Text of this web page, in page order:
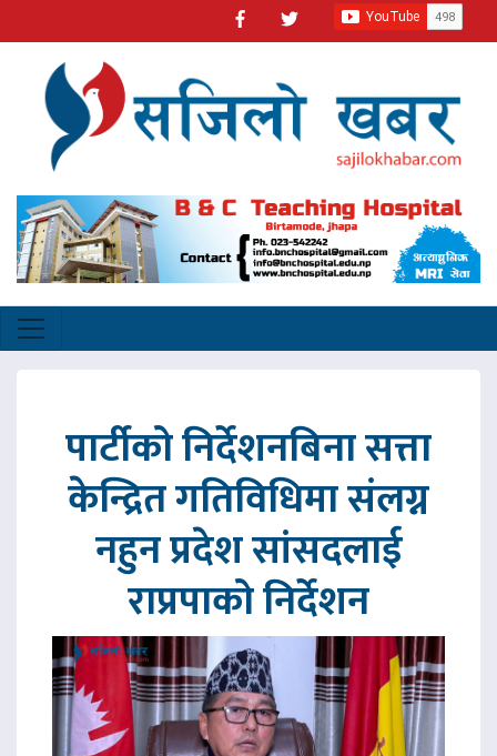
पार्टीको निर्देशनबिना सत्ता
केन्द्रित गतिविधिमा संलग्न
नहुन प्रदेश सांसदलाई
राप्रपाको निर्देशन